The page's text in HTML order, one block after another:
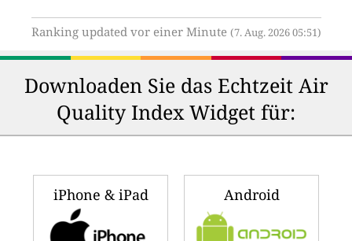
Ranking updated vor einer Minute (7. Aug. 2026 05:51)
Downloaden Sie das Echtzeit Air
Quality Index Widget für:
iPhone & iPad Android